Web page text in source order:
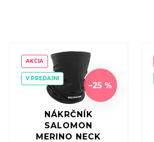
AKCIA
V PREDAJNI
–25 %
NÁKRČNÍK
SALOMON
MERINO NECK